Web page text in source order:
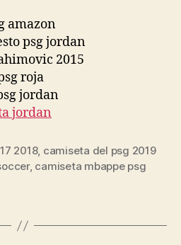
2018, camiseta del psg 2019
, camiseta mbappe psg